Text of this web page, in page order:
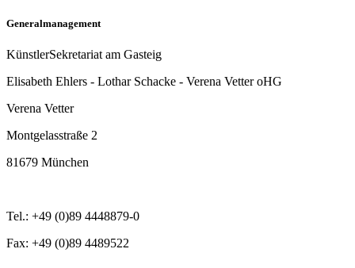
Generalmanagement
KünstlerSekretariat am Gasteig
Elisabeth Ehlers - Lothar Schacke - Verena Vetter oHG
Verena Vetter
Montgelasstraße 2
81679 München
Tel.: +49 (0)89 4448879-0
Fax: +49 (0)89 4489522